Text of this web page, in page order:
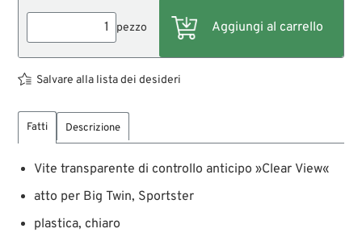
pezzo
Salvare alla lista dei desideri
Fatti Descrizione
Vite transparente di controllo anticipo »Clear View«
atto per Big Twin, Sportster
plastica, chiaro